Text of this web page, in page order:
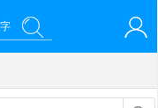
部新城社区新媒体综
登录